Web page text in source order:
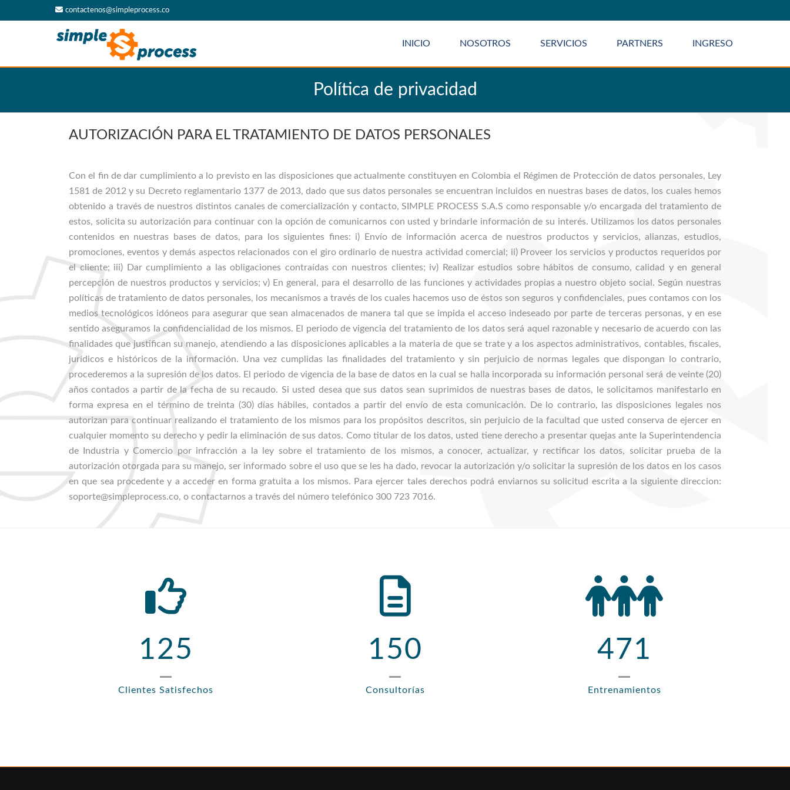
contactenos@simpleprocess.co
INICIO NOSOTROS SERVICIOS PARTNERS INGRESO
Política de privacidad
AUTORIZACIÓN PARA EL TRATAMIENTO DE DATOS PERSONALES
Con el fin de dar cumplimiento a lo previsto en las disposiciones que actualmente constituyen en Colombia el Régimen de Protección de datos personales, Ley
1581 de 2012 y su Decreto reglamentario 1377 de 2013, dado que sus datos personales se encuentran incluidos en nuestras bases de datos, los cuales hemos
obtenido a través de nuestros distintos canales de comercialización y contacto, SIMPLE PROCESS S.A.S como responsable y/o encargada del tratamiento de
estos, solicita su autorización para continuar con la opción de comunicarnos con usted y brindarle información de su interés. Utilizamos los datos personales
contenidos en nuestras bases de datos, para los siguientes fines: i) Envío de información acerca de nuestros productos y servicios, alianzas, estudios,
promociones, eventos y demás aspectos relacionados con el giro ordinario de nuestra actividad comercial; ii) Proveer los servicios y productos requeridos por
el cliente; iii) Dar cumplimiento a las obligaciones contraídas con nuestros clientes; iv) Realizar estudios sobre hábitos de consumo, calidad y en general
percepción de nuestros productos y servicios; v) En general, para el desarrollo de las funciones y actividades propias a nuestro objeto social. Según nuestras
políticas de tratamiento de datos personales, los mecanismos a través de los cuales hacemos uso de éstos son seguros y confidenciales, pues contamos con los
medios tecnológicos idóneos para asegurar que sean almacenados de manera tal que se impida el acceso indeseado por parte de terceras personas, y en ese
sentido aseguramos la confidencialidad de los mismos. El periodo de vigencia del tratamiento de los datos será aquel razonable y necesario de acuerdo con las
finalidades que justifican su manejo, atendiendo a las disposiciones aplicables a la materia de que se trate y a los aspectos administrativos, contables, fiscales,
jurídicos e históricos de la información. Una vez cumplidas las finalidades del tratamiento y sin perjuicio de normas legales que dispongan lo contrario,
procederemos a la supresión de los datos. El periodo de vigencia de la base de datos en la cual se halla incorporada su información personal será de veinte (20)
años contados a partir de la fecha de su recaudo. Si usted desea que sus datos sean suprimidos de nuestras bases de datos, le solicitamos manifestarlo en
forma expresa en el término de treinta (30) días hábiles, contados a partir del envío de esta comunicación. De lo contrario, las disposiciones legales nos
autorizan para continuar realizando el tratamiento de los mismos para los propósitos descritos, sin perjuicio de la facultad que usted conserva de ejercer en
cualquier momento su derecho y pedir la eliminación de sus datos. Como titular de los datos, usted tiene derecho a presentar quejas ante la Superintendencia
de Industria y Comercio por infracción a la ley sobre el tratamiento de los mismos, a conocer, actualizar, y rectificar los datos, solicitar prueba de la
autorización otorgada para su manejo, ser informado sobre el uso que se les ha dado, revocar la autorización y/o solicitar la supresión de los datos en los casos
en que sea procedente y a acceder en forma gratuita a los mismos. Para ejercer tales derechos podrá enviarnos su solicitud escrita a la siguiente direccion:
soporte@simpleprocess.co, o contactarnos a través del número telefónico 300 723 7016.
125
Clientes Satisfechos
150
Consultorías
471
Entrenamientos